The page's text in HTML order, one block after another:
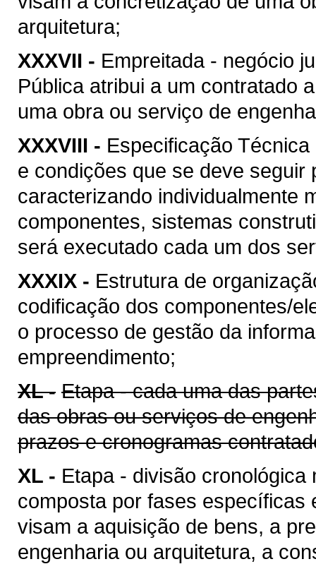
arquitetura;
XXXVII - Empreitada - negócio
Pública atribui a um contratado
uma obra ou serviço de
XXXVIII - Especificação
e condições que se deve seguir
caracterizando individualmente
componentes, sistemas
será executado cada um dos
XXXIX - Estrutura de
codificação dos componentes/
o processo de gestão da
empreendimento;
XL - Etapa - cada uma das
das obras ou serviços de
prazos e cronogramas
XL - Etapa - divisão
composta por fases específicas
visam a aquisição de bens, a
engenharia ou arquitetura, a